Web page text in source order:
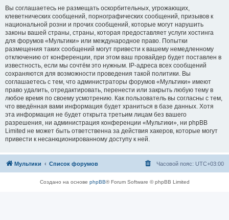
Вы соглашаетесь не размещать оскорбительных, угрожающих,
клеветнических сообщений, порнографических сообщений, призывов к
национальной розни и прочих сообщений, которые могут нарушить
законы вашей страны, страны, которая предоставляет услуги хостинга
для форумов «Мультики» или международное право. Попытки
размещения таких сообщений могут привести к вашему немедленному
отключению от конференции, при этом ваш провайдер будет поставлен в
известность, если мы сочтём это нужным. IP-адреса всех сообщений
сохраняются для возможности проведения такой политики. Вы
соглашаетесь с тем, что администраторы форумов «Мультики» имеют
право удалить, отредактировать, перенести или закрыть любую тему в
любое время по своему усмотрению. Как пользователь вы согласны с тем,
что введённая вами информация будет храниться в базе данных. Хотя
эта информация не будет открыта третьим лицам без вашего
разрешения, ни администрация конференции «Мультики», ни phpBB
Limited не может быть ответственна за действия хакеров, которые могут
привести к несанкционированному доступу к ней.
Мультики Список форумов Часовой пояс: UTC+03:00
Создано на основе phpBB® Forum Software © phpBB Limited